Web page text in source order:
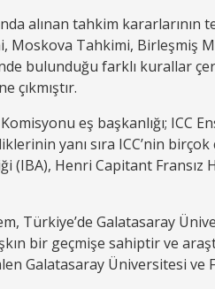
alınan tahkim
Moskova Tahkimi,
bulunduğu farklı kurallar
çıkmıştır.
eş başkanlığı; ICC
yanı sıra ICC’nin
(IBA), Henri Capitant
Türkiye’de Galatasaray
bir geçmişe sahiptir ve
Galatasaray Üniversitesi ve